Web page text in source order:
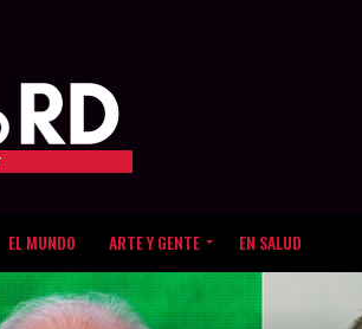
EL MUNDO ARTE Y GENTE EN SALUD